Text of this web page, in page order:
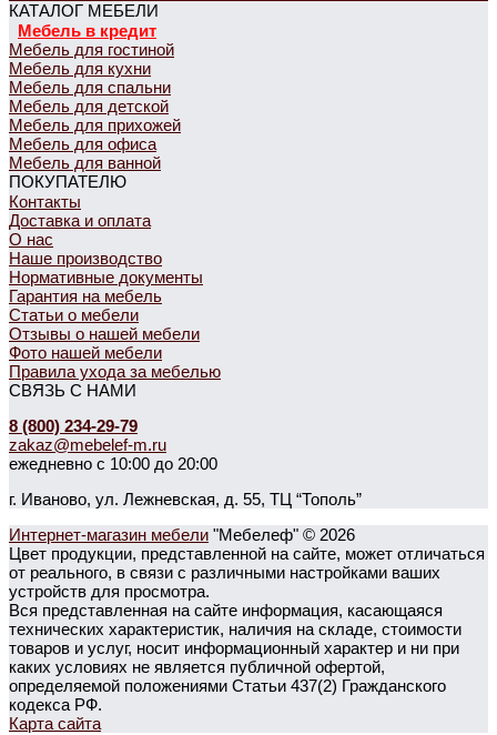
КАТАЛОГ МЕБЕЛИ
Мебель в кредит
Мебель для гостиной
Мебель для кухни
Мебель для спальни
Мебель для детской
Мебель для прихожей
Мебель для офиса
Мебель для ванной
ПОКУПАТЕЛЮ
Контакты
Доставка и оплата
О нас
Наше производство
Нормативные документы
Гарантия на мебель
Статьи о мебели
Отзывы о нашей мебели
Фото нашей мебели
Правила ухода за мебелью
СВЯЗЬ С НАМИ
8 (800) 234-29-79
zakaz@mebelef-m.ru
ежедневно с 10:00 до 20:00
г. Иваново, ул. Лежневская, д. 55, ТЦ “Тополь”
Интернет-магазин мебели "Мебелеф" © 2026
Цвет продукции, представленной на сайте, может отличаться
от реального, в связи с различными настройками ваших
устройств для просмотра.
Вся представленная на сайте информация, касающаяся
технических характеристик, наличия на складе, стоимости
товаров и услуг, носит информационный характер и ни при
каких условиях не является публичной офертой,
определяемой положениями Статьи 437(2) Гражданского
кодекса РФ.
Карта сайта